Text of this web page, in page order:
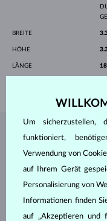
BREITE
HÖHE
LÄNGE
SCHMUCK
Um sicherzustellen,
funktioniert,
Verwendung von
auf Ihrem Gerät
Personalisierung von
Informationen finden
auf „Akzeptieren und